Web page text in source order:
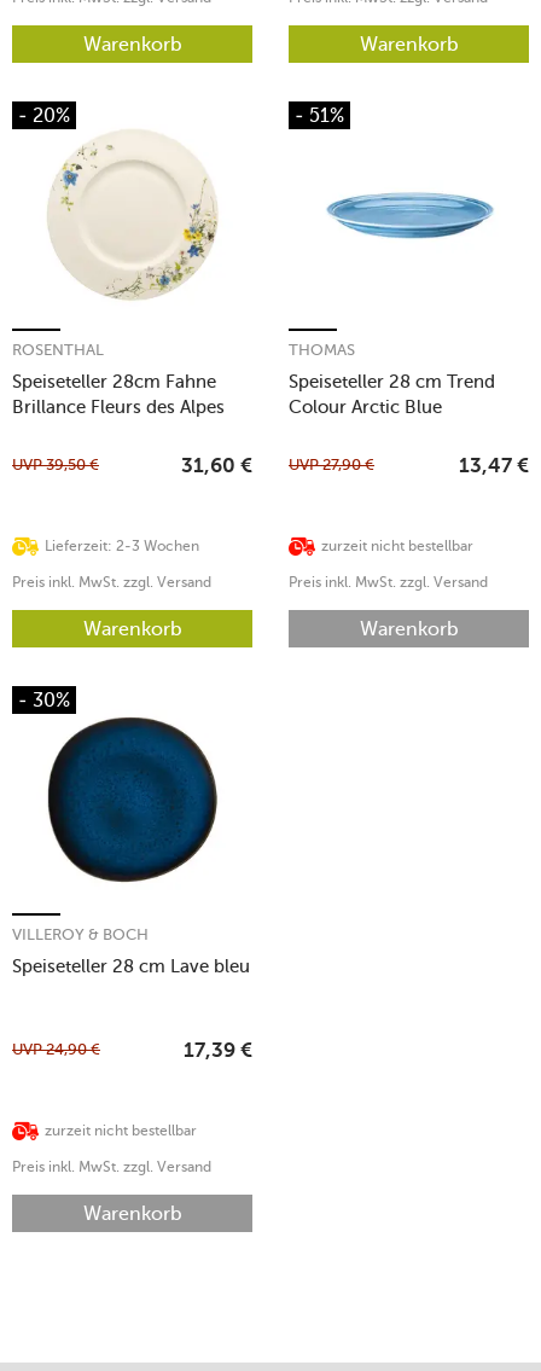
Warenkorb Warenkorb
- 20%
Speiseteller 28cm Fahne
Brillance Fleurs des Alpes
ROSENTHAL
Lieferzeit: 2-3 Wochen
UVP39,50 € 31,60 €
Preis inkl. MwSt. zzgl. Versand
Warenkorb
- 51%
Speiseteller 28 cm Trend
Colour Arctic Blue
THOMAS
zurzeit nicht bestellbar
UVP27,90 € 13,47 €
Preis inkl. MwSt. zzgl. Versand
Warenkorb
- 30%
Speiseteller 28 cm Lave bleu
VILLEROY & BOCH
zurzeit nicht bestellbar
UVP24,90 € 17,39 €
Preis inkl. MwSt. zzgl. Versand
Warenkorb